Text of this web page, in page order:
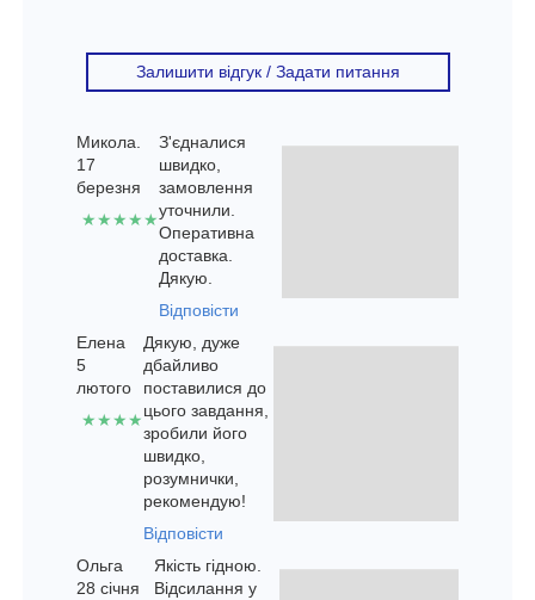
Залишити відгук / Задати питання
Микола.
17
березня
★★★★★
З'єдналися
швидко,
замовлення
уточнили.
Оперативна
доставка.
Дякую.
Відповісти
Елена
5
лютого
★★★★
Дякую, дуже
дбайливо
поставилися до
цього завдання,
зробили його
швидко,
розумнички,
рекомендую!
Відповісти
Ольга
28 січня
Якість гідною.
Відсилання у